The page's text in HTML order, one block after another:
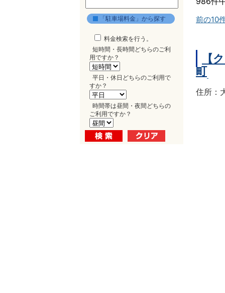
「駐車場料金」から探す
料金検索を行う。
短時間・長時間どちらのご利
用ですか？
平日・休日どちらのご利用で
すか？
時間帯は昼間・夜間どちらの
ご利用ですか？
前の10
【
町
住所：